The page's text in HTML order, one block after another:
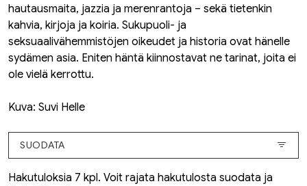
hautausmaita, jazzia ja merenrantoja – sekä tietenkin
kahvia, kirjoja ja koiria. Sukupuoli- ja
seksuaalivähemmistöjen oikeudet ja historia ovat hänelle
sydämen asia. Eniten häntä kiinnostavat ne tarinat, joita ei
ole vielä kerrottu.
Kuva: Suvi Helle
SUODATA
Hakutuloksia 7 kpl. Voit rajata hakutulosta suodata ja